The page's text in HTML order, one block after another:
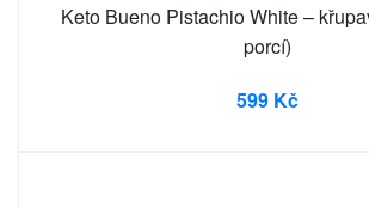
Keto Bueno Pistachio White –
porcí)
599 Kč